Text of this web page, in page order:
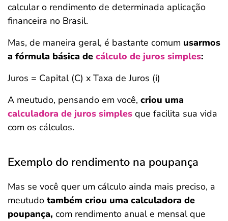
calcular o rendimento de determinada aplicação
financeira no Brasil.
Mas, de maneira geral, é bastante comum usarmos
a fórmula básica de cálculo de juros simples:
Juros = Capital (C) x Taxa de Juros (i)
A meutudo, pensando em você, criou uma
calculadora de juros simples que facilita sua vida
com os cálculos.
Exemplo do rendimento na poupança
Mas se você quer um cálculo ainda mais preciso, a
meutudo também criou uma calculadora de
poupança, com rendimento anual e mensal que